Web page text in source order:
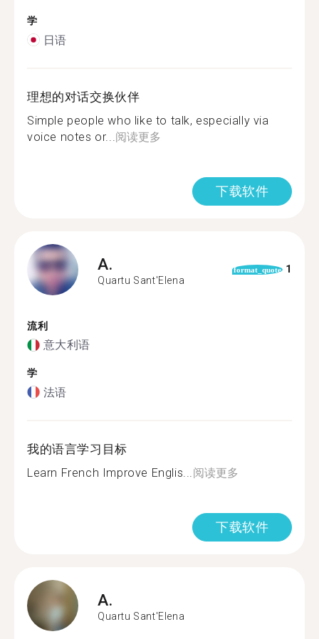
学
日语
理想的对话交换伙伴
Simple people who like to talk, especially via
voice notes or... 阅读更多
下载软件
A.
Quartu Sant'Elena
format_quote 1
流利
意大利语
学
法语
我的语言学习目标
Learn French Improve Englis... 阅读更多
下载软件
A.
Quartu Sant'Elena